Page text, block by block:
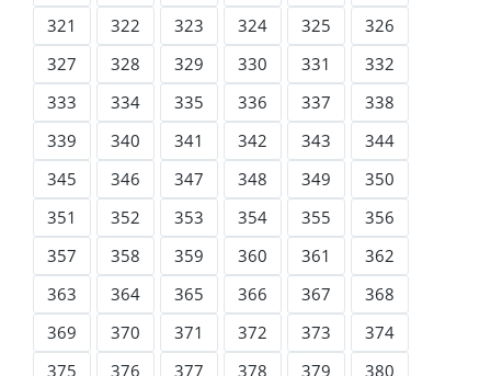
321
322 323 324 325
326
327
328 329 330 331
332
333
334 335 336 337
338
339
340 341 342 343
344
345
346 347 348 349
350
351
352 353 354 355
356
357
358 359 360 361
362
363
364 365 366 367
368
369
370 371 372 373
374
375
376 377 378 379 380